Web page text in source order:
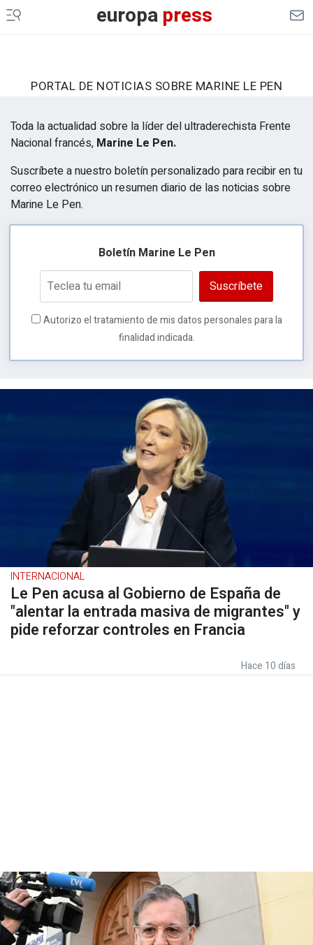
europapress
PORTAL DE NOTICIAS SOBRE MARINE LE PEN
Toda la actualidad sobre la líder del ultraderechista Frente
Nacional francés, Marine Le Pen.
Suscríbete a nuestro boletín personalizado para recibir en tu
correo electrónico un resumen diario de las noticias sobre
Marine Le Pen.
Boletín Marine Le Pen
Suscríbete
Autorizo el tratamiento de mis datos personales para la
finalidad indicada.
INTERNACIONAL
Le Pen acusa al Gobierno de España de
"alentar la entrada masiva de migrantes" y
pide reforzar controles en Francia
Hace 10 días